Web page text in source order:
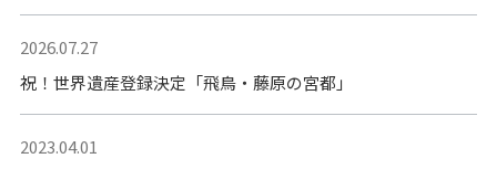
2026.07.27
祝！世界遺産登録決定「飛鳥・藤原の宮都」
2023.04.01